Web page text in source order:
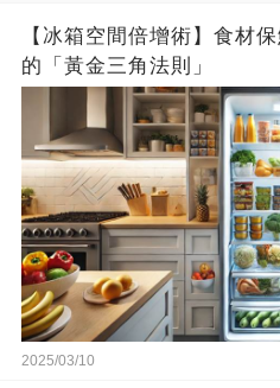
【冰箱空間倍增術】食材
的「黃金三角法則」
2025/03/10